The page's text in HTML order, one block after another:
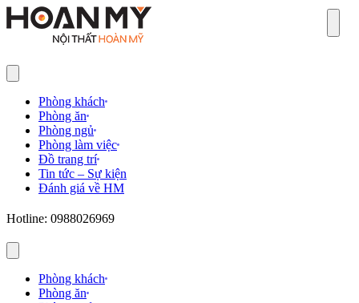
Phòng khách
Phòng ăn
Phòng ngủ
Phòng làm việc
Đồ trang trí
Tin tức – Sự kiện
Đánh giá về HM
Hotline: 0988026969
Phòng khách
Phòng ăn